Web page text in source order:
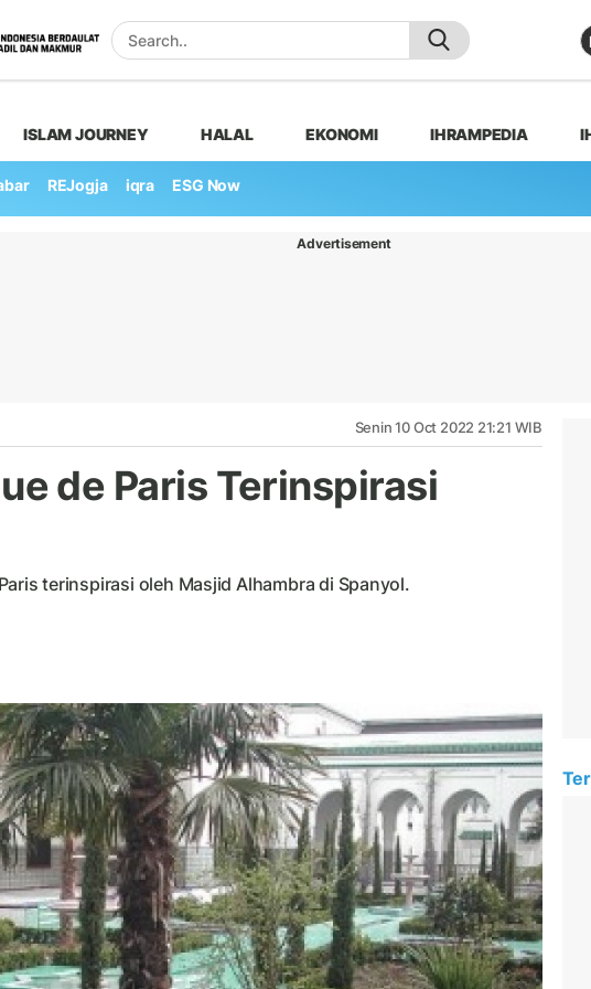
ISLAM JOURNEY HALAL EKONOMI IHRAMPEDIA
REJogja iqra ESG Now
Advertisement
Senin 10 Oct 2022 21:21 WIB
de Paris Terinspirasi
terinspirasi oleh Masjid Alhambra di Spanyol.